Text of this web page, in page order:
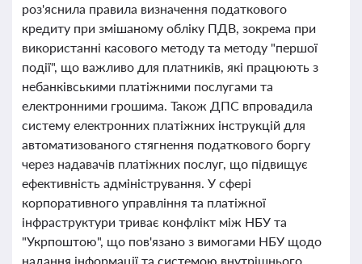
роз'яснила правила визначення податкового
кредиту при змішаному обліку ПДВ, зокрема при
використанні касового методу та методу "першої
події", що важливо для платників, які працюють з
небанківськими платіжними послугами та
електронними грошима. Також ДПС впровадила
систему електронних платіжних інструкцій для
автоматизованого стягнення податкового боргу
через надавачів платіжних послуг, що підвищує
ефективність адміністрування. У сфері
корпоративного управління та платіжної
інфраструктури триває конфлікт між НБУ та
"Укрпоштою", що пов'язано з вимогами НБУ щодо
надання інформації та системою внутрішнього